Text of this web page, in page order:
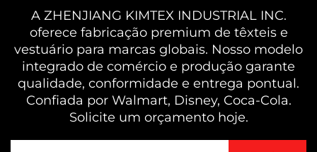
A ZHENJIANG KIMTEX INDUSTRIAL INC.
oferece fabricação premium de têxteis e
vestuário para marcas globais. Nosso modelo
integrado de comércio e produção garante
qualidade, conformidade e entrega pontual.
Confiada por Walmart, Disney, Coca-Cola.
Solicite um orçamento hoje.